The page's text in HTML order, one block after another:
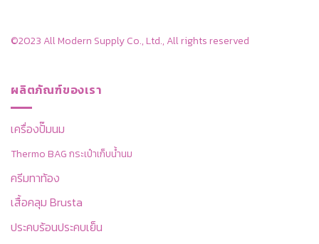
©2023 All Modern Supply Co., Ltd., All rights reserved
ผลิตภัณฑ์ของเรา
เครื่องปั๊มนม
Thermo BAG กระเป๋าเก็บน้ำนม
ครีมทาท้อง
เสื้อคลุม Brusta
ประคบร้อนประคบเย็น